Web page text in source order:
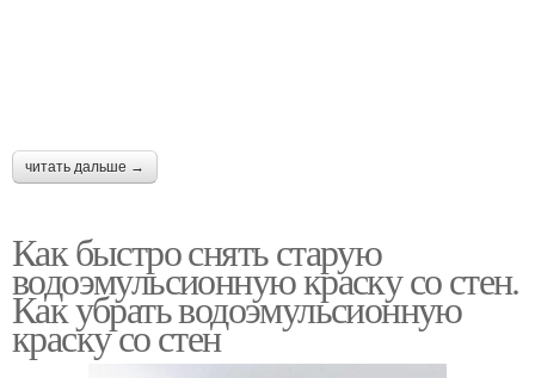
читать дальше →
Как быстро снять старую
водоэмульсионную краску со стен.
Как убрать водоэмульсионную
краску со стен